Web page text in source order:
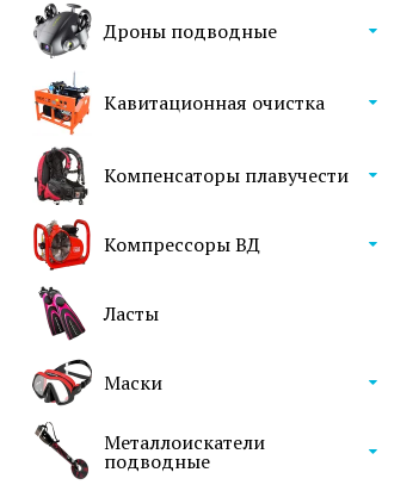
Дроны подводные
Кавитационная очистка
Компенсаторы плавучести
Компрессоры ВД
Ласты
Маски
Металлоискатели
подводные